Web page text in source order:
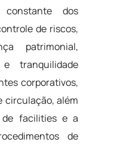
constante dos
de riscos,
patrimonial,
tranquilidade
corporativos,
circulação, além
facilities e a
de